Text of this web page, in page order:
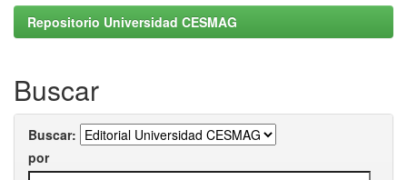
Repositorio Universidad CESMAG
Buscar
Buscar:
por